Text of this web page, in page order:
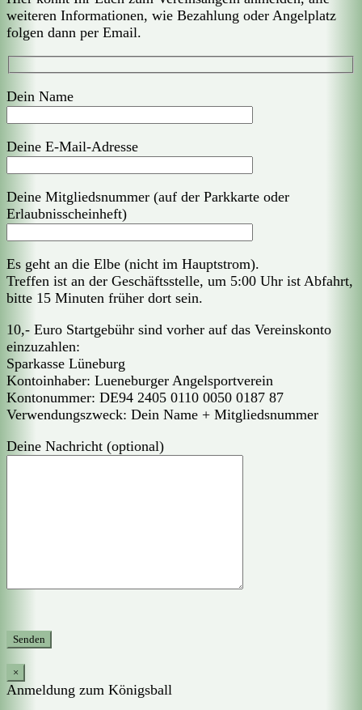
weiteren Informationen, wie Bezahlung oder Angelplatz
folgen dann per Email.
Dein Name
Deine E-Mail-Adresse
Deine Mitgliedsnummer (auf der Parkkarte oder
Erlaubnisscheinheft)
Es geht an die Elbe (nicht im Hauptstrom).
Treffen ist an der Geschäftsstelle, um 5:00 Uhr ist Abfahrt,
bitte 15 Minuten früher dort sein.
10,- Euro Startgebühr sind vorher auf das Vereinskonto
einzuzahlen:
Sparkasse Lüneburg
Kontoinhaber: Lueneburger Angelsportverein
Kontonummer: DE94 2405 0110 0050 0187 87
Verwendungszweck: Dein Name + Mitgliedsnummer
Deine Nachricht (optional)
×
Anmeldung zum Königsball